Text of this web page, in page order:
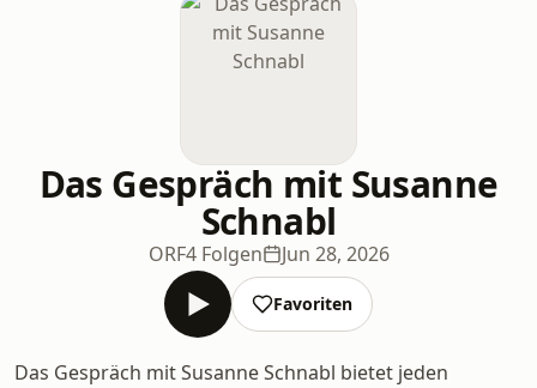
Das Gespräch mit Susanne
Schnabl
ORF4 Folgen Jun 28, 2026
Favoriten
Das Gespräch mit Susanne Schnabl bietet jeden